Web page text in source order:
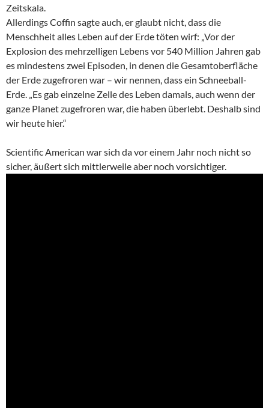
Zeitskala.
Allerdings Coffin sagte auch, er glaubt nicht, dass die
Menschheit alles Leben auf der Erde töten wirf: „Vor der
Explosion des mehrzelligen Lebens vor 540 Million Jahren gab
es mindestens zwei Episoden, in denen die Gesamtoberfläche
der Erde zugefroren war – wir nennen, dass ein Schneeball-
Erde. „Es gab einzelne Zelle des Leben damals, auch wenn der
ganze Planet zugefroren war, die haben überlebt. Deshalb sind
wir heute hier.“
Scientific American war sich da vor einem Jahr noch nicht so
sicher, äußert sich mittlerweile aber noch vorsichtiger.